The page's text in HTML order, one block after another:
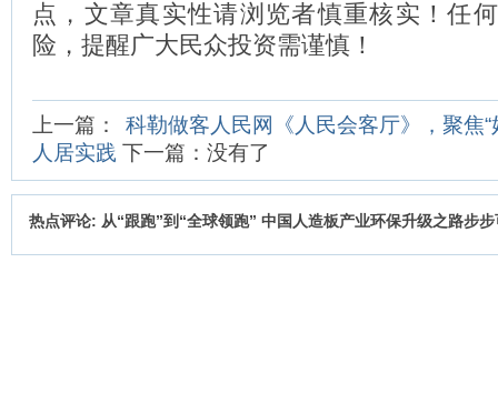
点，文章真实性请浏览者慎重核实！任
险，提醒广大民众投资需谨慎！
上一篇：
科勒做客人民网《人民会客厅》，聚焦“
人居实践 下一篇：没有了
热点评论: 从“跟跑”到“全球领跑” 中国人造板产业环保升级之路步